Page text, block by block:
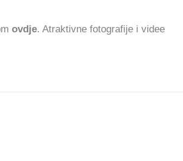
ovdje. Atraktivne fotografije i videe